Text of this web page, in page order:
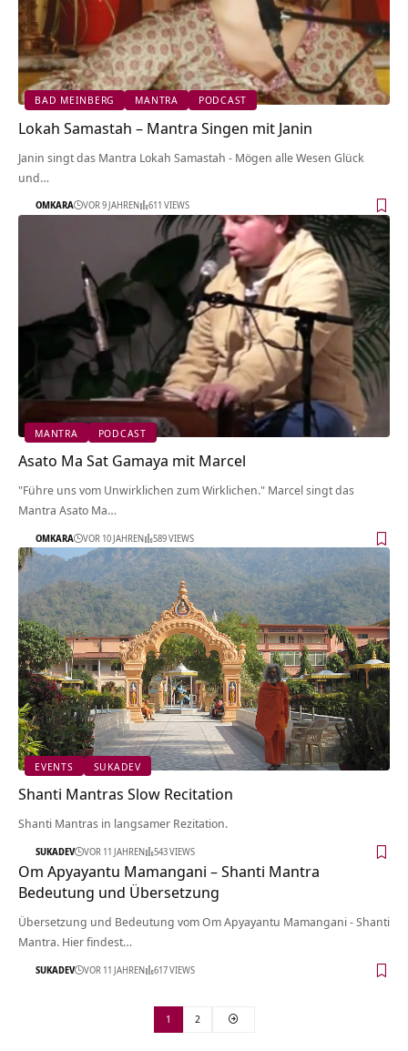
BAD MEINBERG MANTRA PODCAST
Lokah Samastah – Mantra Singen mit Janin
Janin singt das Mantra Lokah Samastah - Mögen alle Wesen Glück
und…
OMKARA VOR 9 JAHREN 611 VIEWS
MANTRA PODCAST
Asato Ma Sat Gamaya mit Marcel
"Führe uns vom Unwirklichen zum Wirklichen." Marcel singt das
Mantra Asato Ma…
OMKARA VOR 10 JAHREN 589 VIEWS
EVENTS SUKADEV
Shanti Mantras Slow Recitation
Shanti Mantras in langsamer Rezitation.
SUKADEV VOR 11 JAHREN 543 VIEWS
Om Apyayantu Mamangani – Shanti Mantra
Bedeutung und Übersetzung
Übersetzung und Bedeutung vom Om Apyayantu Mamangani - Shanti
Mantra. Hier findest…
SUKADEV VOR 11 JAHREN 617 VIEWS
1 2